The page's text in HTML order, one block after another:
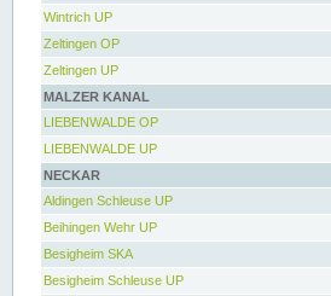
Wintrich UP
Zeltingen OP
Zeltingen UP
MALZER KANAL
LIEBENWALDE OP
LIEBENWALDE UP
NECKAR
Aldingen Schleuse UP
Beihingen Wehr UP
Besigheim SKA
Besigheim Schleuse UP